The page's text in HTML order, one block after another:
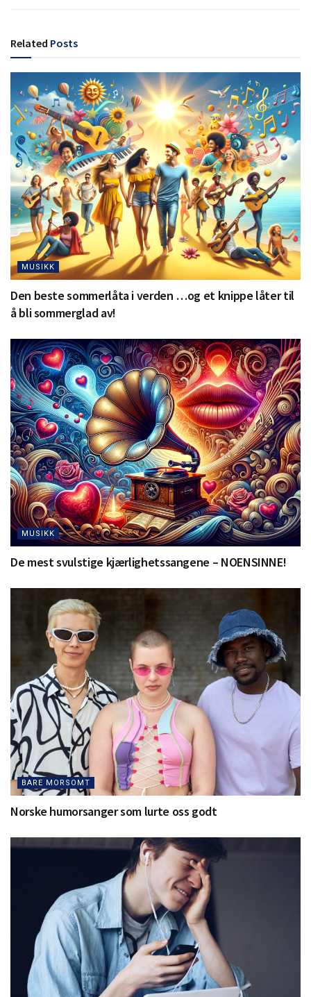
Related Posts
MUSIKK
Den beste sommerlåta i verden …og et knippe låter til
å bli sommerglad av!
MUSIKK
De mest svulstige kjærlighetssangene – NOENSINNE!
BARE MORSOMT
Norske humorsanger som lurte oss godt